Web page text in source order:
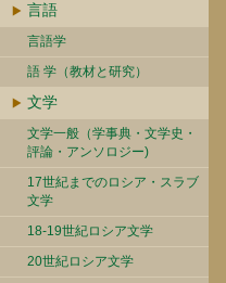
言語
言語学
語 学（教材と研究）
文学
文学一般（学事典・文学史・
評論・アンソロジー)
17世紀までのロシア・スラブ
文学
18-19世紀ロシア文学
20世紀ロシア文学